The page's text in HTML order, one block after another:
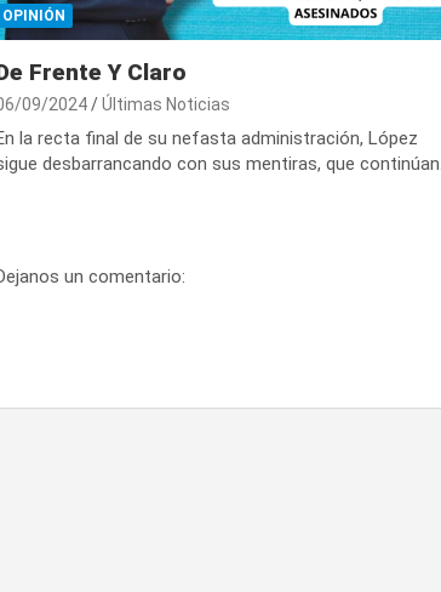
OPINIÓN
Frente Y Claro
09/2024 Últimas Noticias
la recta final de su nefasta administración, López
desbarrancando con sus mentiras, que continúan…
un comentario: